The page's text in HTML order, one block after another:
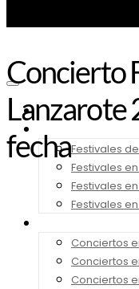
Noticias
Festivales
Festivales
Festivales
Festivales
Conciertos
Conciertos
Conciertos
Concierto
Lanzarote
fecha